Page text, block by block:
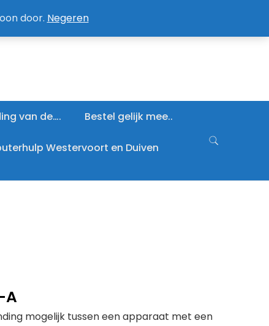
door. Negeren
van de…. Bestel gelijk mee..
Westervoort en Duiven
A
mogelijk tussen een apparaat met een